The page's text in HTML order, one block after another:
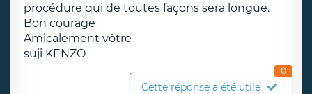
procédure qui de toutes façons sera longue.
Bon courage
Amicalement vôtre
suji KENZO
Cette réponse a été utile
0